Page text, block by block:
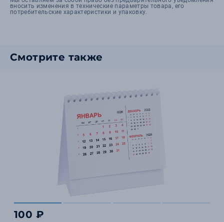
вносить изменения в технические параметры товара, его
потребительские характеристики и упаковку.
Смотрите также
100 ₽